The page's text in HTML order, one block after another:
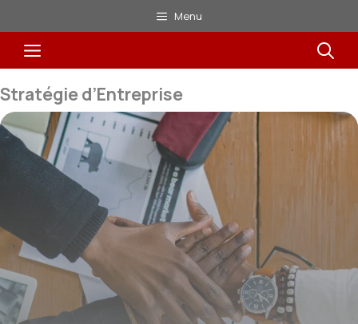
au
contenu
Menu
Menu
Stratégie d’Entreprise